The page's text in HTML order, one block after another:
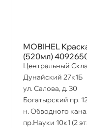
MOBIHEL
(520мл)
Центральный
Дунайский 27к1Б
ул. Салова, д. 30
Богатырский пр.
н. Обводного
пр.Науки 10к1 (2